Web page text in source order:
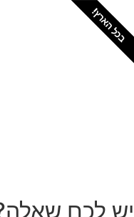
הארץ!
לכם שאלה?